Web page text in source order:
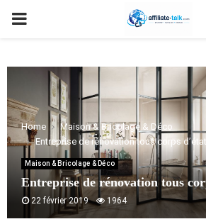
PRIMARY
Home
Maison & Bricolage & Déco
Entreprise de rénovation tous corps d’état
Maison & Bricolage & Déco
Entreprise de rénovation tous
22 février 2019 1964